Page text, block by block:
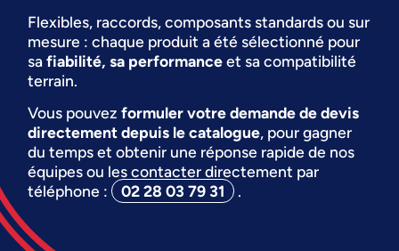
Flexibles, raccords, composants standards ou sur
mesure : chaque produit a été sélectionné pour
safiabilité, sa performanceet sa compatibilité
terrain.
Vous pouvezformuler votre demande de devis
directement depuis le catalogue, pour gagner
du temps et obtenir une réponse rapide de nos
équipes ou les contacter directement par
téléphone : 02 28 03 79 31 .